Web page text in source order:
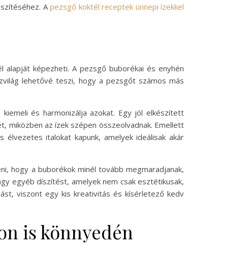
Apezsgő koktél receptek ünnepi ízekkel
alapját képezheti. A pezsgő buborékai és enyhén
lehetővé teszi, hogy a pezsgőt számos más
és harmonizálja azokat. Egy jól elkészített
az ízek szépen összeolvadnak. Emellett
italokat kapunk, amelyek ideálisak akár
hogy a buborékok minél tovább megmaradjanak,
egyéb díszítést, amelyek nem csak esztétikusak,
viszont egy kis kreativitás és kísérletező kedv
is könnyedén